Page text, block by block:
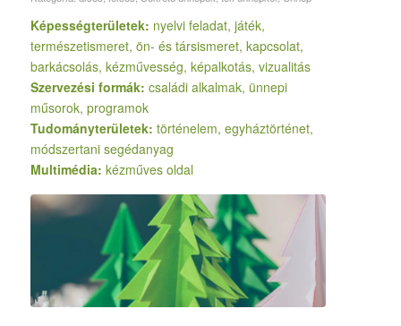
Képességterületek: nyelvi feladat, játék,
természetismeret, ön- és társismeret, kapcsolat,
barkácsolás, kézművesség, képalkotás, vizualitás
Szervezési formák: családi alkalmak, ünnepi
műsorok, programok
Tudományterületek: történelem, egyháztörténet,
módszertani segédanyag
Multimédia: kézműves oldal